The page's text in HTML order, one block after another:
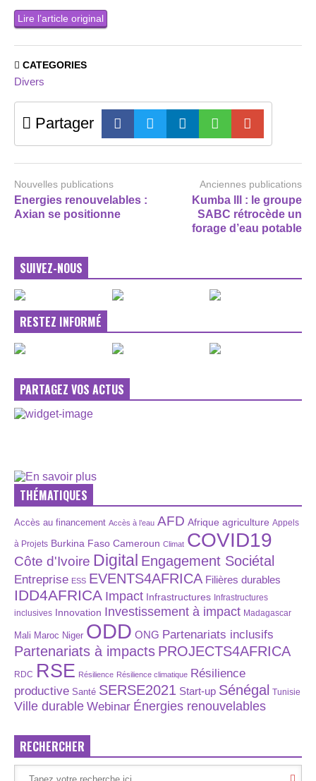
Lire l’article original
CATEGORIES
Divers
Partager
Nouvelles publications
Energies renouvelables :
Axian se positionne
Anciennes publications
Kumba lll : le groupe
SABC rétrocède un
forage d’eau potable
SUIVEZ-NOUS
RESTEZ INFORMÉ
PARTAGEZ VOS ACTUS
THÉMATIQUES
Accès au financement Accès à l’eau AFD Afrique agriculture Appels
à Projets Burkina Faso Cameroun Climat COVID19
Côte d'Ivoire Digital Engagement Sociétal
Entreprise ESS EVENTS4AFRICA Filières durables
IDD4AFRICA Impact Infrastructures Infrastructures
inclusives Innovation Investissement à impact Madagascar
Mali Maroc Niger ODD ONG Partenariats inclusifs
Partenariats à impacts PROJECTS4AFRICA
RDC RSE Résilience Résilience climatique Résilience
productive Santé SERSE2021 Start-up Sénégal Tunisie
Ville durable Webinar Énergies renouvelables
RECHERCHER